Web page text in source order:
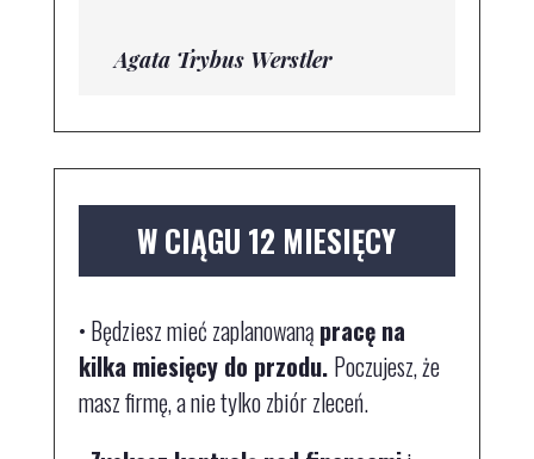
Agata Trybus Werstler
W CIĄGU 12 MIESIĘCY
• Będziesz mieć zaplanowaną pracę na
kilka miesięcy do przodu. Poczujesz, że
masz firmę, a nie tylko zbiór zleceń.